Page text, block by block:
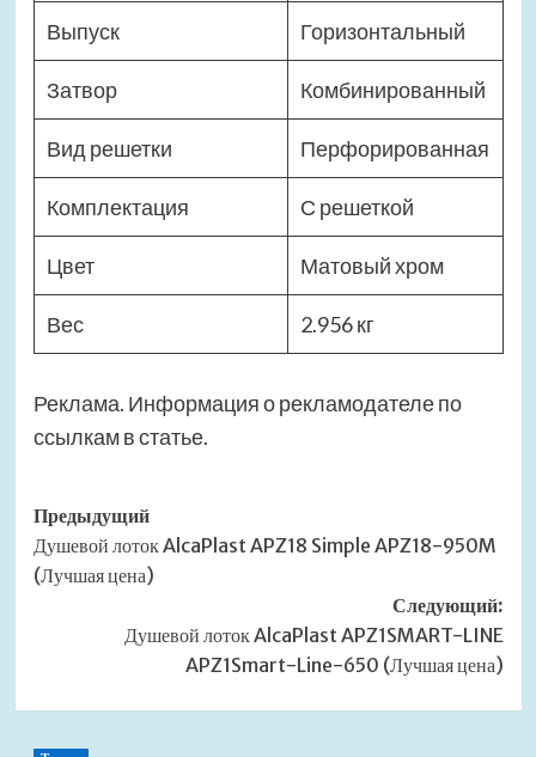
Выпуск Горизонтальный
Затвор Комбинированный
Вид решетки Перфорированная
Комплектация С решеткой
Цвет Матовый хром
Вес 2.956 кг
Реклама. Информация о рекламодателе по
ссылкам в статье.
Навигация
записи
Предыдущий
Душевой лоток AlcaPlast APZ18 Simple APZ18-950M
(Лучшая цена)
Следующий:
Душевой лоток AlcaPlast APZ1SMART-LINE
APZ1Smart-Line-650 (Лучшая цена)